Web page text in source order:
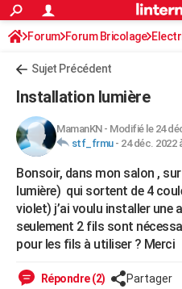
ACTUALITÉS
Politique
Société
Faits Divers
Education
Monde
Villes
+
FINANCE
Retraite
Impôts
Epargne
Immobilier
Risques naturels par ville
Banque
Assurance
Crédit
AUTO
Essais
Réserver un essai
Citadines
Berlines
SUV
Forum auto
+HIGH-TECH
Mobiles
Meilleur smartphone
Internet
Ordinateurs
Jeux vidéo
Guide high-tech
+BRICOLAGE
Forum
Aménagement intérieur
Extérieur
Cuisine
Salle de bains
Jardinage
Rangement
WEEK-END
Guides de France
Escapades
Patrimoine
Expositions
Musées
Week-end nature
LIFESTYLE
Forum Forum Bricolage
Sujet Précédent
Installation lumière
MamanKN- Modifié le 24
stf_frmu- 24 déc. 2022
Bonsoir, dans mon salon ,
lumière) qui sortent de 4
violet) j’ai voulu installer une
seulement 2 fils sont
pour les fils à utiliser ? Merci
Répondre (2) Partager